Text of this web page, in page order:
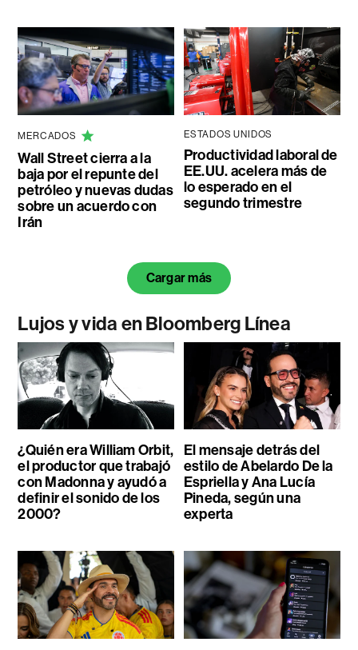
MERCADOS
Wall Street cierra a la
baja por el repunte del
petróleo y nuevas dudas
sobre un acuerdo con
Irán
ESTADOS UNIDOS
Productividad laboral de
EE.UU. acelera más de
lo esperado en el
segundo trimestre
Cargar más
Lujos y vida en Bloomberg Línea
¿Quién era William Orbit,
el productor que trabajó
con Madonna y ayudó a
definir el sonido de los
2000?
El mensaje detrás del
estilo de Abelardo De la
Espriella y Ana Lucía
Pineda, según una
experta